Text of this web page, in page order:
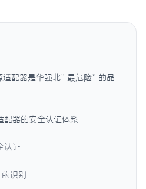
适配器是华强北”最危险”的品
配器的安全认证体系
认证
识别